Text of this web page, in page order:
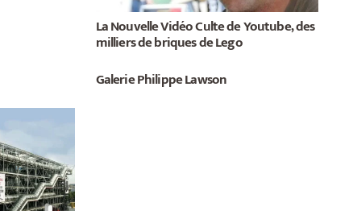
La Nouvelle Vidéo Culte de Youtube, des
milliers de briques de Lego
Galerie Philippe Lawson